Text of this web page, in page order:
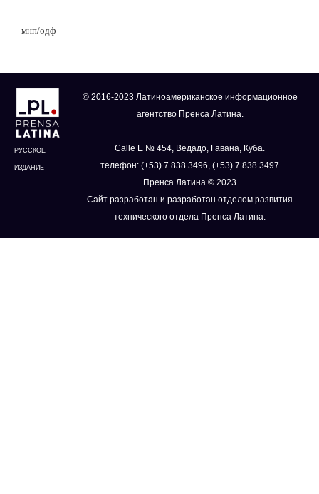
мнп/одф
РУССКОЕ
ИЗДАНИЕ
© 2016-2023 Латиноамериканское информационное
агентство Пренса Латина.
Calle E № 454, Ведадо, Гавана, Куба.
телефон: (+53) 7 838 3496, (+53) 7 838 3497
Пренса Латина © 2023
Сайт разработан и разработан отделом развития
технического отдела Пренса Латина.